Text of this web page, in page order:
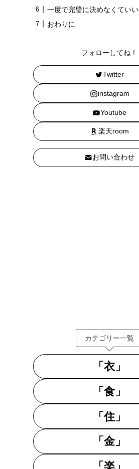
一度で完璧に決めなくていい
おわりに
フォローしてね！
Twitter
instagram
Youtube
楽天room
お問い合わせ
カテゴリー一覧
「衣」
「食」
「住」
「金」
「楽」